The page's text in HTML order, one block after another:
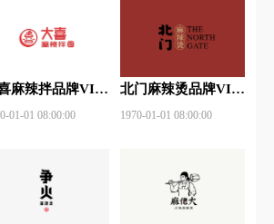
麻辣拌品牌VI设
01-01 08:00:00
北门麻辣烫品牌VI设
1970-01-01 08:00:00